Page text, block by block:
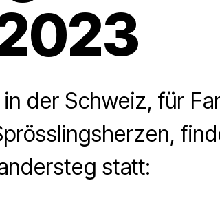
der Schweiz, für
statt: